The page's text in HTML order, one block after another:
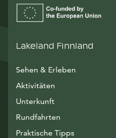
Lakeland Finnland
Sehen & Erleben
Aktivitäten
Unterkunft
Rundfahrten
Praktische Tipps